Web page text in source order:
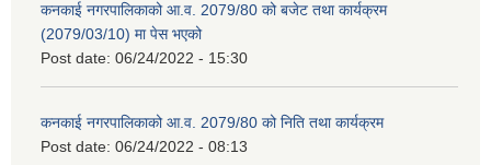
कनकाई नगरपालिकाको आ.व. 2079/80 को बजेट तथा कार्यक्रम
(2079/03/10) मा पेस भएको
Post date: 06/24/2022 - 15:30
कनकाई नगरपालिकाको आ.व. 2079/80 को निति तथा कार्यक्रम
Post date: 06/24/2022 - 08:13